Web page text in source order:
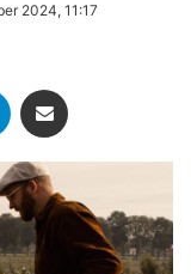
2024, 11:17